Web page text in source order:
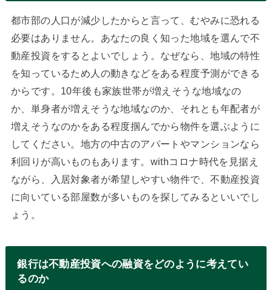
都市部の人口が減少したからと言って、むやみに恐れる
必要はありません。あなたの良く知った地域を選んで不
動産投資をするとよいでしょう。なぜなら、地域の特性
を知っているため人の動きなどをある程度予測ができる
からです。10年後も家族世帯が増えそうな地域なの
か、単身者が増えそうな地域なのか、それとも年配者が
増えそうなのかをある程度掴んでから物件を選ぶように
してください。地方の中古のアパートやマンションなら
利回りが高いものもあります。withコロナ時代を見据え
ながら、入居対象者が希望しやすい物件で、不動産投資
に向いている部屋数が多いものを探してみるといいでし
ょう。
銀行は不動産投資への融資をどのように考えてい
るのか